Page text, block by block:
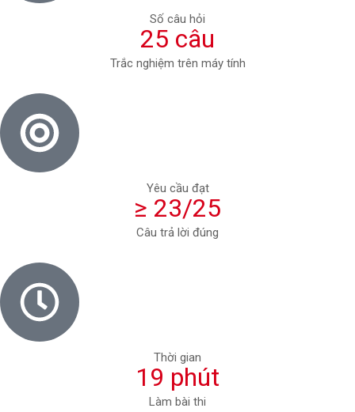
Số câu hỏi
25 câu
Trắc nghiệm trên máy tính
Yêu cầu đạt
≥ 23/25
Câu trả lời đúng
Thời gian
19 phút
Làm bài thi